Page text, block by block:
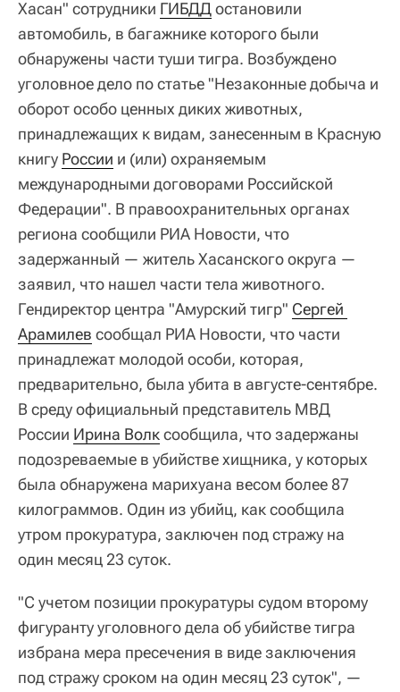
Хасан" сотрудники ГИБДДостановили
автомобиль, в багажнике которого были
обнаружены части туши тигра. Возбуждено
уголовное дело по статье "Незаконные добыча и
оборот особо ценных диких животных,
принадлежащих к видам, занесенным в Красную
книгу России и (или) охраняемым
международными договорами Российской
Федерации". В правоохранительных органах
региона сообщили РИА Новости, что
задержанный — житель Хасанского округа —
заявил, что нашел части тела животного.
Гендиректор центра "Амурский тигр" Сергей
Арамилев сообщал РИА Новости, что части
принадлежат молодой особи, которая,
предварительно, была убита в августе-сентябре.
В среду официальный представитель МВД
России Ирина Волксообщила, что задержаны
подозреваемые в убийстве хищника, у которых
была обнаружена марихуана весом более 87
килограммов. Один из убийц, как сообщила
утром прокуратура, заключен под стражу на
один месяц 23 суток.
"С учетом позиции прокуратуры судом второму
фигуранту уголовного дела об убийстве тигра
избрана мера пресечения в виде заключения
под стражу сроком на один месяц 23 суток", —